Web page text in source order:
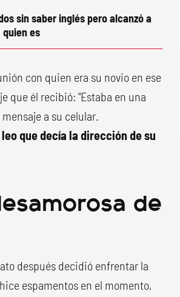
sin saber inglés pero alcanzó a
es
con quien era su novio en ese
que él recibió: "Estaba en una
a su celular.
que decía la dirección de su
de
después decidió enfrentar la
espamentos en el momento,